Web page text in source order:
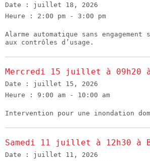
Date : juillet 18, 2026
Heure : 2:00 pm - 3:00 pm
Alarme automatique sans
aux contrôles d’usage.
Mercredi 15 juillet à 09h20
Date : juillet 15, 2026
Heure : 9:00 am - 10:00 am
Intervention pour une inondation
Samedi 11 juillet à 12h30 à
Date : juillet 11, 2026